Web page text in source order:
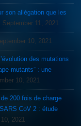
son allégation que les
September 11, 2021
10, 2021
mutants” : une
10, 2021
200 fois de charge
CoV 2 : étude
2021